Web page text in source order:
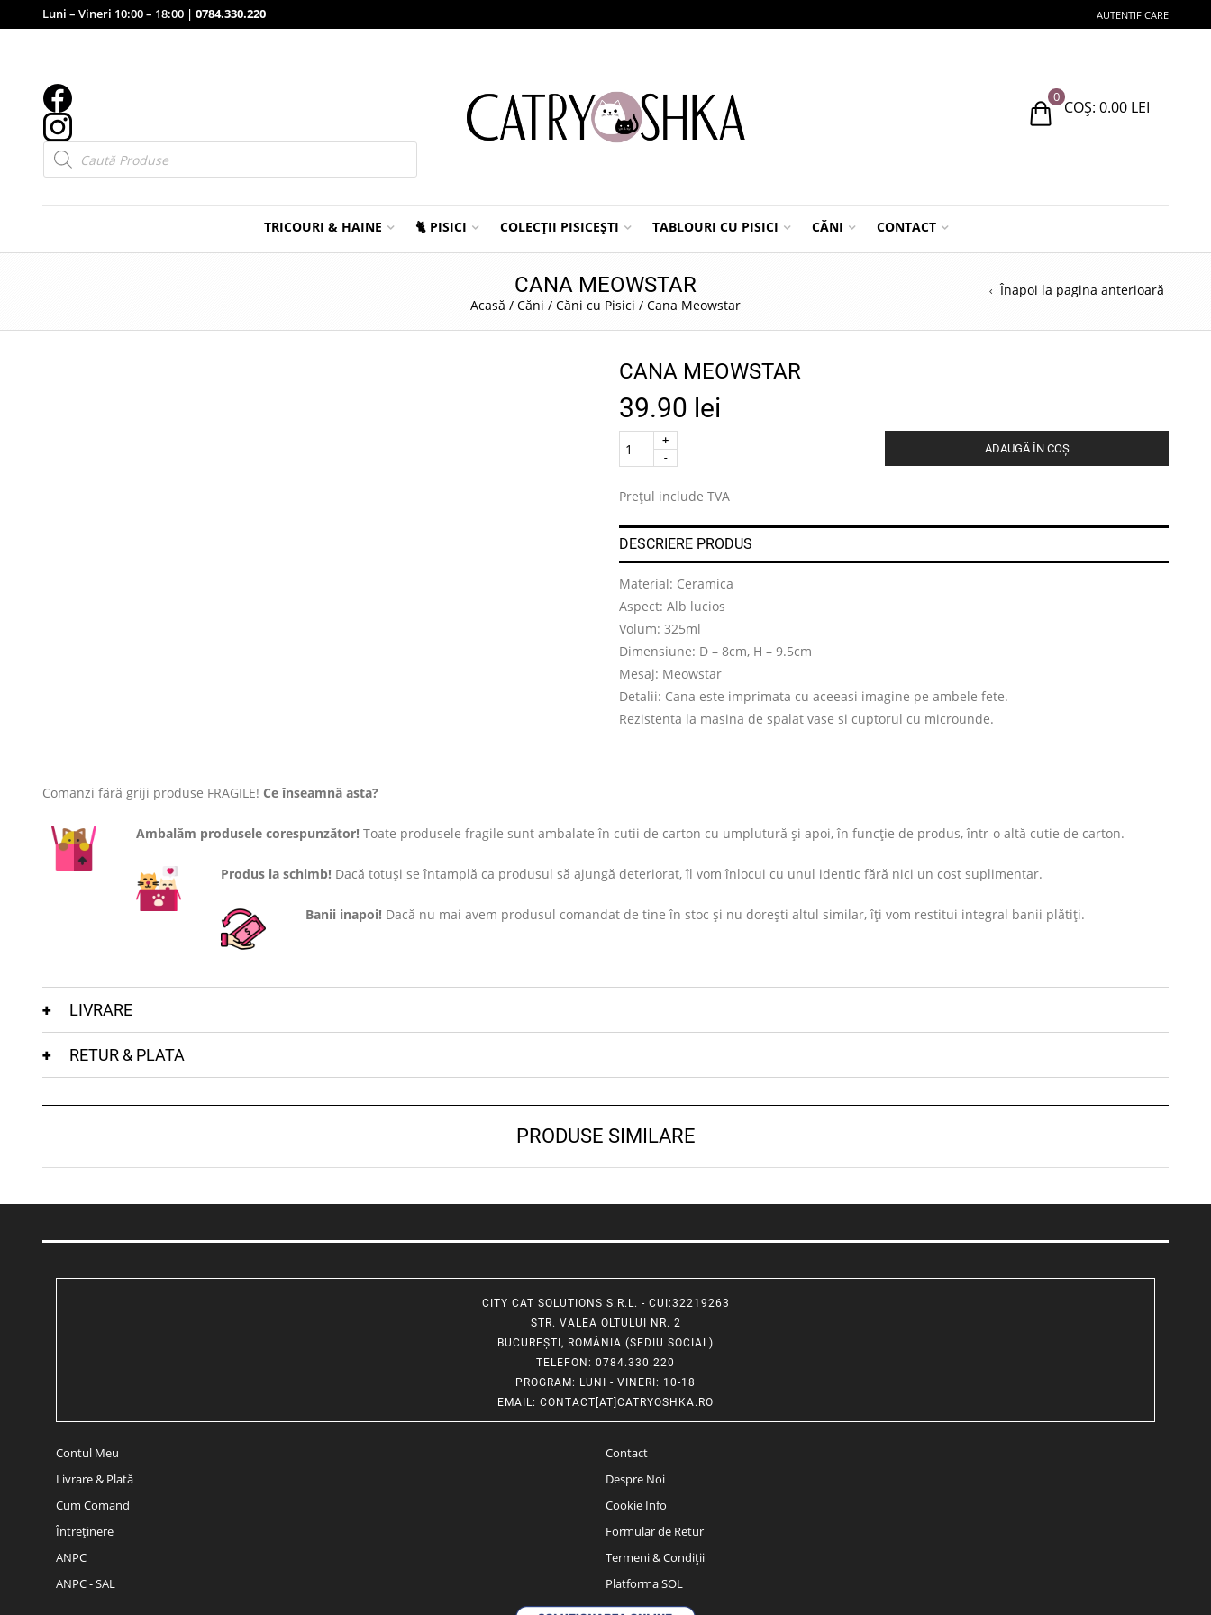
Luni – Vineri 10:00 – 18:00 | 0784.330.220 AUTENTIFICARE
Products
search
0
COȘ: 0.00 LEI
TRICOURI & HAINE 🐈 PISICI COLECȚII PISICEȘTI TABLOURI CU PISICI CĂNI CONTACT
CANA MEOWSTAR
Acasă / Căni / Căni cu Pisici / Cana Meowstar
Înapoi la pagina anterioară
CANA MEOWSTAR
39.90 lei
Quantity
ADAUGĂ ÎN COȘ
Prețul include TVA
DESCRIERE PRODUS
Material: Ceramica
Aspect: Alb lucios
Volum: 325ml
Dimensiune: D – 8cm, H – 9.5cm
Mesaj: Meowstar
Detalii: Cana este imprimata cu aceeasi imagine pe ambele fete.
Rezistenta la masina de spalat vase si cuptorul cu microunde.
Comanzi fără griji produse FRAGILE! Ce înseamnă asta?
Ambalăm produsele corespunzător! Toate produsele fragile sunt ambalate în cutii de carton cu umplutură și apoi, în funcție de produs, într-o altă cutie de carton.
Produs la schimb! Dacă totuși se întamplă ca produsul să ajungă deteriorat, îl vom înlocui cu unul identic fără nici un cost suplimentar.
Banii inapoi! Dacă nu mai avem produsul comandat de tine în stoc și nu dorești altul similar, îți vom restitui integral banii plătiți.
LIVRARE
RETUR & PLATA
PRODUSE SIMILARE
CITY CAT SOLUTIONS S.R.L. - CUI:32219263
STR. VALEA OLTULUI NR. 2
BUCUREȘTI, ROMÂNIA (SEDIU SOCIAL)
TELEFON : 0784.330.220
PROGRAM: LUNI - VINERI: 10-18
EMAIL: CONTACT[AT]CATRYOSHKA.RO
Contul Meu
Livrare & Plată
Cum Comand
Întreținere
ANPC
ANPC - SAL
Contact
Despre Noi
Cookie Info
Formular de Retur
Termeni & Condiții
Platforma SOL